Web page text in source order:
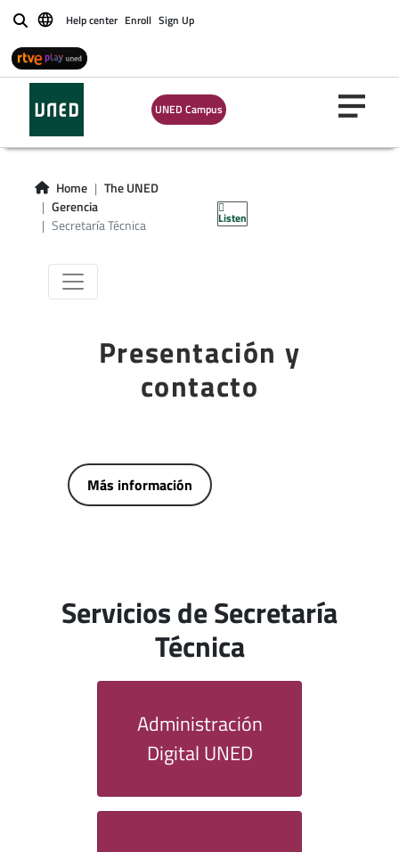
BuscarHelp center Enroll Sign Up
UNED Campus
Home
The UNED
Gerencia
Secretaría Técnica
Listen
Secretaría
Técnica
Presentación y
contacto
Más información
Servicios de Secretaría
Técnica
Administración
Digital UNED